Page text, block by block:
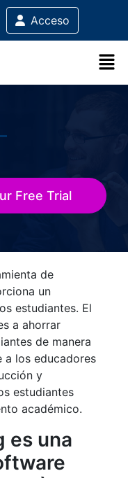
Acceso
Free Trial
de
un
estudiantes. El
a ahorrar
de manera
a los educadores
y
estudiantes
académico.
es una